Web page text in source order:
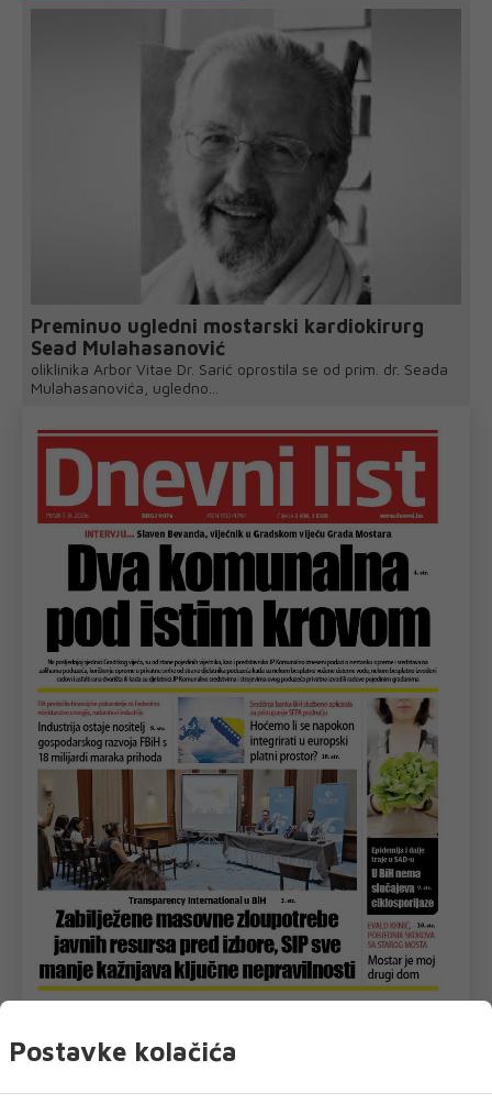
Preminuo ugledni mostarski kardiokirurg
Sead Mulahasanović
oliklinika Arbor Vitae Dr. Sarić oprostila se od prim. dr. Seada
Mulahasanovića, ugledno...
Postavke kolačića